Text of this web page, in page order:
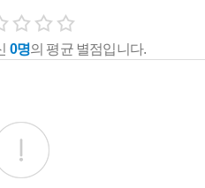
0명의 평균 별점입니다.